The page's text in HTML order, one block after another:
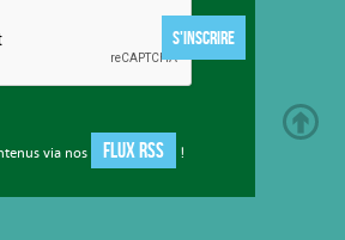
S'INSCRIRE
via nos FLUX RSS !